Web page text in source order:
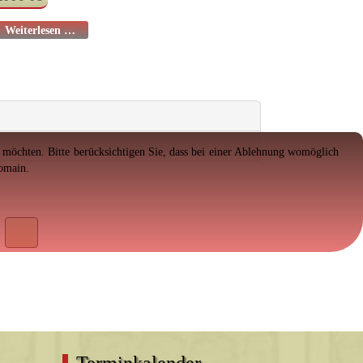
Weiterlesen …
Bitte berücksichtigen Sie, dass bei einer Ablehnung womöglich